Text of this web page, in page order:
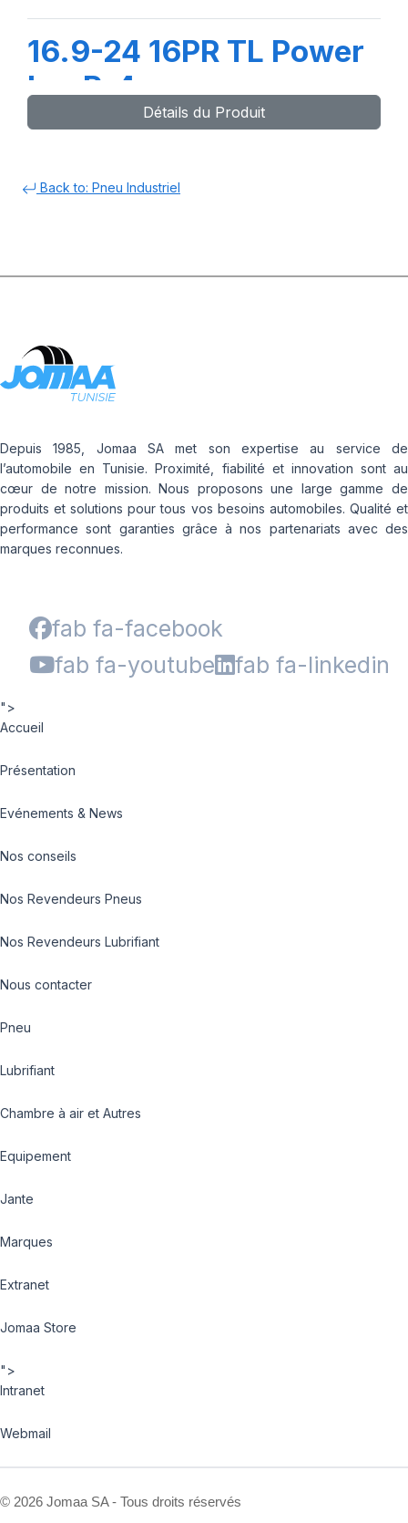
16.9-24 16PR TL Power
LugR-4
Détails du Produit
Back to: Pneu Industriel
Depuis 1985, Jomaa SA met son expertise au service de
l’automobile en Tunisie. Proximité, fiabilité et innovation sont au
cœur de notre mission. Nous proposons une large gamme de
produits et solutions pour tous vos besoins automobiles. Qualité et
performance sont garanties grâce à nos partenariats avec des
marques reconnues.
fab fa-facebook
fab fa-youtube
fab fa-linkedin
">
Accueil
Présentation
Evénements & News
Nos conseils
Nos Revendeurs Pneus
Nos Revendeurs Lubrifiant
Nous contacter
Pneu
Lubrifiant
Chambre à air et Autres
Equipement
Jante
Marques
Extranet
Jomaa Store
">
Intranet
Webmail
© 2026 Jomaa SA - Tous droits réservés